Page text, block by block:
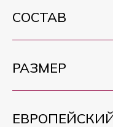
СОСТАВ
РАЗМЕР